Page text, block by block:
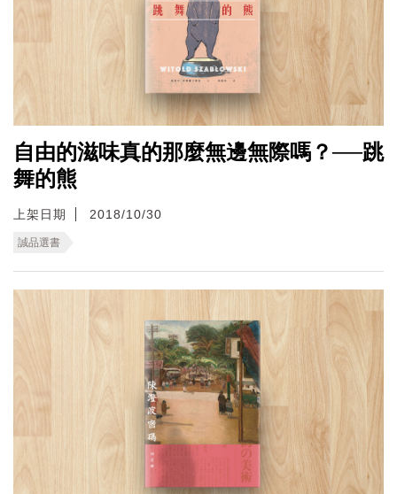
自由的滋味真的那麼無邊無際嗎？──跳
舞的熊
上架日期 2018/10/30
誠品選書